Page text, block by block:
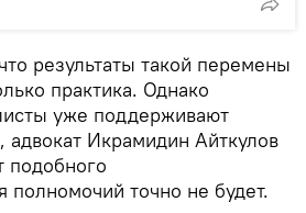
результаты такой перемены
практика. Однако
уже поддерживают
Икрамидин Айткулов
подобного
полномочий точно не будет.